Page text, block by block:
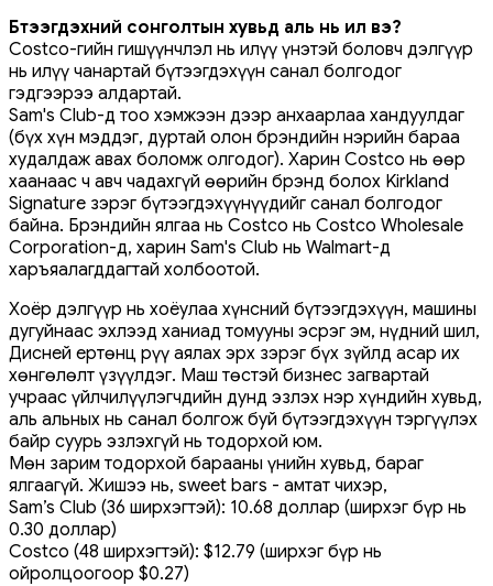
Бүтээгдэхүүний сонголтын хувьд аль нь илүү вэ?
Costco-гийн гишүүнчлэл нь илүү үнэтэй боловч дэлгүүр
нь илүү чанартай бүтээгдэхүүн санал болгодог
гэдгээрээ алдартай.
Sam's Club-д тоо хэмжээн дээр анхаарлаа хандуулдаг
(бүх хүн мэддэг, дуртай олон брэндийн нэрийн бараа
худалдаж авах боломж олгодог). Харин Costco нь өөр
хаанаас ч авч чадахгүй өөрийн брэнд болох Kirkland
Signature зэрэг бүтээгдэхүүнүүдийг санал болгодог
байна. Брэндийн ялгаа нь Costco нь Costco Wholesale
Corporation-д, харин Sam's Club нь Walmart-д
харъяалагддагтай холбоотой.
Хоёр дэлгүүр нь хоёулаа хүнсний бүтээгдэхүүн, машины
дугуйнаас эхлээд ханиад томууны эсрэг эм, нүдний шил,
Дисней ертөнц рүү аялах эрх зэрэг бүх зүйлд асар их
хөнгөлөлт үзүүлдэг. Маш төстэй бизнес загвартай
учраас үйлчилүүлэгчдийн дунд эзлэх нэр хүндийн хувьд,
аль альных нь санал болгож буй бүтээгдэхүүн тэргүүлэх
байр суурь эзлэхгүй нь тодорхой юм.
Мөн зарим тодорхой ​​​​барааны үнийн хувьд, бараг
ялгаагүй. Жишээ нь, sweet bars - амтат чихэр,
Sam’s Club (36 ширхэгтэй): 10.68 доллар (ширхэг бүр нь
0.30 доллар)
Costco (48 ширхэгтэй): $12.79 (ширхэг бүр нь
ойролцоогоор $0.27)